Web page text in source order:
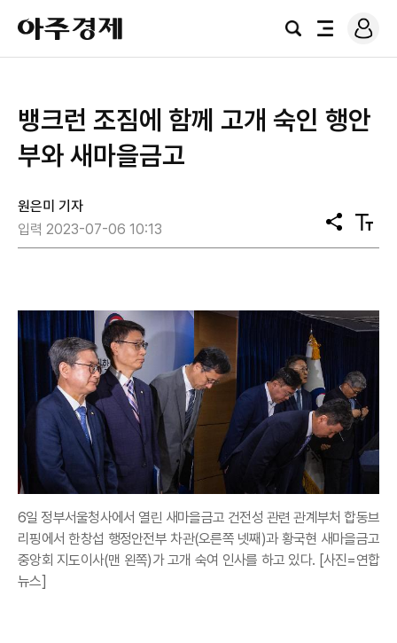
아
주
경
검
전
로
그
뱅크런 조짐에 함께 고개 숙인 행안
부와 새마을금고
원은미 기자
입력 2023-07-06 10:13
공
유
텍
스
6일 정부서울청사에서 열린 새마을금고 건전성 관련 관계부처 합동브
리핑에서 한창섭 행정안전부 차관(오른쪽 넷째)과 황국현 새마을금고
중앙회 지도이사(맨 왼쪽)가 고개 숙여 인사를 하고 있다. [사진=연합
뉴스]